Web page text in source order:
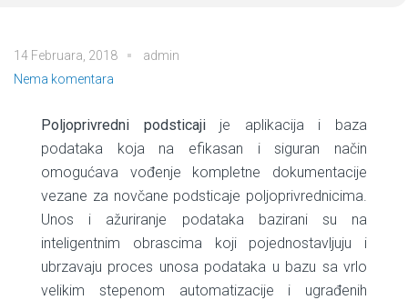
14 Februara, 2018
admin
Nema komentara
Poljoprivredni podsticajije aplikacija i baza
podataka koja na efikasan i siguran način
omogućava vođenje kompletne dokumentacije
vezane za novčane podsticaje poljoprivrednicima.
Unos i ažuriranje podataka bazirani su na
inteligentnim obrascima koji pojednostavljuju i
ubrzavaju proces unosa podataka u bazu sa vrlo
velikim stepenom automatizacije i ugrađenih